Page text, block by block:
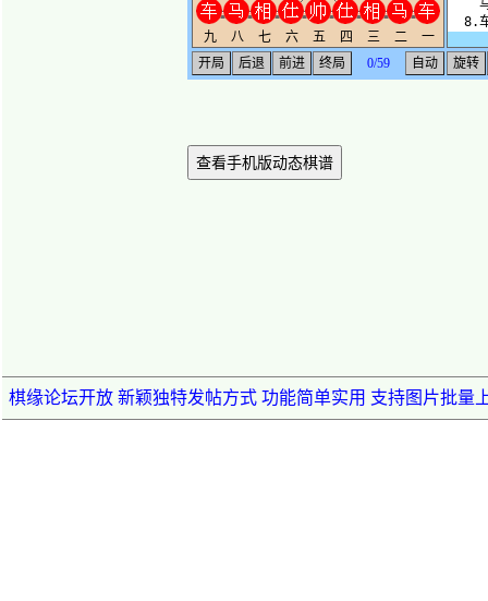
查看手机版动态棋谱
棋缘论坛开放 新颖独特发帖方式 功能简单实用 支持图片批量